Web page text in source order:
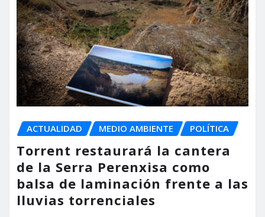
ACTUALIDAD MEDIO AMBIENTE POLÍTICA
Torrent restaurará la cantera
de la Serra Perenxisa como
balsa de laminación frente a las
lluvias torrenciales